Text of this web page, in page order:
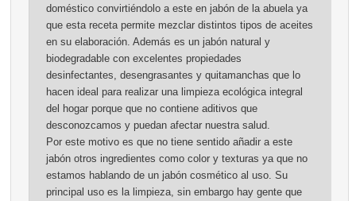
doméstico convirtiéndolo a este en jabón de la abuela ya
que esta receta permite mezclar distintos tipos de aceites
en su elaboración. Además es un jabón natural y
biodegradable con excelentes propiedades
desinfectantes, desengrasantes y quitamanchas que lo
hacen ideal para realizar una limpieza ecológica integral
del hogar porque que no contiene aditivos que
desconozcamos y puedan afectar nuestra salud.
Por este motivo es que no tiene sentido añadir a este
jabón otros ingredientes como color y texturas ya que no
estamos hablando de un jabón cosmético al uso. Su
principal uso es la limpieza, sin embargo hay gente que